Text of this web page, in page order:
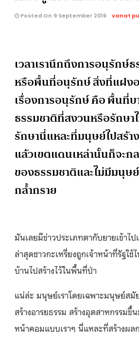
Posted On 9 September 2016 vanat
เวลาเรานึกถึงการอนุรักษ์
หรือพื้นที่อนุรักษ์ สิ่งที่แฝง
เรื่องการอนุรักษ์ คือ พื้นที่บ
ธรรมชาติที่สงวนหรือรักษา
รักษานี่แหละที่มนุษย์ไปสร้
แล้วเขตแดนเหล่านั้นก็จะ
ของธรรมชาติและไม่มีมนุษย์
กล้ำกราย
มันเลยมีข่าวประเภทตากับยายเข้าไ
ล่าสุดชาวกะเหรี่ยงถูกเจ้าหน้าที่รัฐใช้
บ้านไปสร้างไว้ในพื้นที่ป่า
แน่ล่ะ มนุษย์เราโดยเฉพาะมนุษย์สมั
สร้างอารยธรรม สร้างอุตสาหกรรม
หน้าคอมแบบเราๆ นี่แหละที่สร้างผล